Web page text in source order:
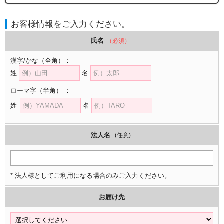
お客様情報をご入力ください。
氏名 （必須）
漢字/かな （全角）
：
姓
名
ローマ字 （半角）
：
姓
名
法人名 (任意)
* 法人様としてご利用になる場合のみご入力ください。
お届け先